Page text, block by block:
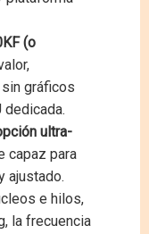
(o
gráficos
dedicada.
ultra-
capaz para
ajustado.
e hilos,
la frecuencia